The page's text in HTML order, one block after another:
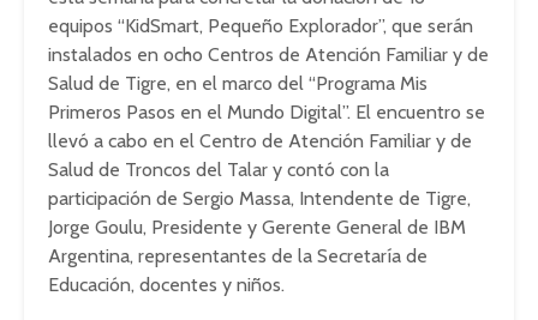
equipos “KidSmart, Pequeño Explorador”, que serán
instalados en ocho Centros de Atención Familiar y de
Salud de Tigre, en el marco del “Programa Mis
Primeros Pasos en el Mundo Digital”. El encuentro se
llevó a cabo en el Centro de Atención Familiar y de
Salud de Troncos del Talar y contó con la
participación de Sergio Massa, Intendente de Tigre,
Jorge Goulu, Presidente y Gerente General de IBM
Argentina, representantes de la Secretaría de
Educación, docentes y niños.